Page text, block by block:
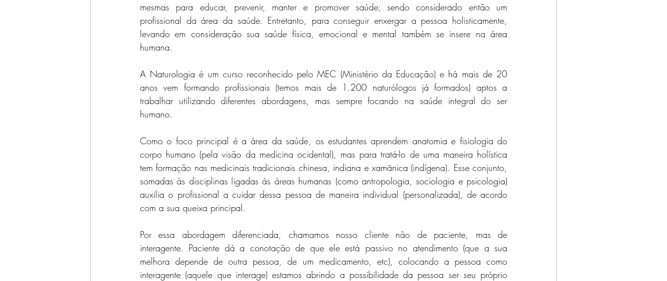
mesmas para educar, prevenir, manter e promover saúde; sendo considerado então um
profissional da área da saúde. Entretanto, para conseguir enxergar a pessoa holisticamente,
levando em consideração sua saúde física, emocional e mental também se insere na área
humana.
A Naturologia é um curso reconhecido pelo MEC (Ministério da Educação) e há mais de 20
anos vem formando profissionais (temos mais de 1.200 naturólogos já formados) aptos a
trabalhar utilizando diferentes abordagens, mas sempre focando na saúde integral do ser
humano.
Como o foco principal é a área da saúde, os estudantes aprendem anatomia e fisiologia do
corpo humano (pela visão da medicina ocidental), mas para tratá-lo de uma maneira holística
tem formação nas medicinais tradicionais chinesa, indiana e xamânica (indígena). Esse conjunto,
somadas às disciplinas ligadas às áreas humanas (como antropologia, sociologia e psicologia)
auxilia o profissional a cuidar dessa pessoa de maneira individual (personalizada), de acordo
com a sua queixa principal.
Por essa abordagem diferenciada, chamamos nosso cliente não de paciente, mas de
interagente. Paciente dá a conotação de que ele está passivo no atendimento (que a sua
melhora depende de outra pessoa, de um medicamento, etc), colocando a pessoa como
interagente (aquele que interage) estamos abrindo a possibilidade da pessoa ser seu próprio